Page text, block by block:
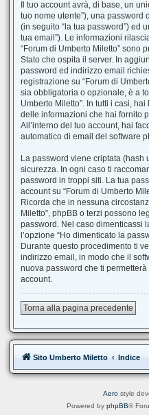
Il tuo account avrà, di base, un
tuo nome utente”), una password
(in seguito “la tua password”) ed
tua email”). Le informazioni
“Forum di Umberto Miletto” sono
Stato che ospita il server. In
password ed indirizzo email
registrazione su “Forum di
sia obbligatoria o opzionale, è a
Umberto Miletto”. In tutti i casi,
delle informazioni che hai fornito
All’interno del tuo account, hai
automatico di email del software
La password viene criptata (hash
sicurezza. In ogni caso ti
password in troppi siti. La tua
account su “Forum di Umberto
Ricorda che in nessuna
Miletto”, phpBB o terzi possono
password. Nel caso dimenticassi
l’opzione “Ho dimenticato la
Durante questo procedimento ti
indirizzo email, in modo che il
nuova password che ti
account.
Torna alla pagina precedente
Sito Umberto Miletto Indice
Aero style
Powered by phpBB®